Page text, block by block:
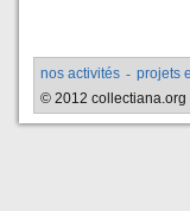
nos activités - projets
© 2012 collectiana.org